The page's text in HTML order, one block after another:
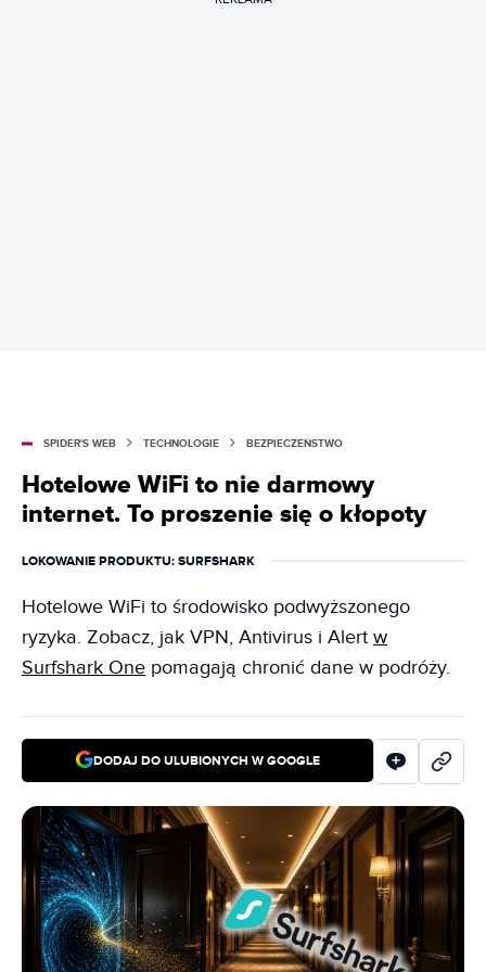
SPIDER'S WEB TECHNOLOGIE BEZPIECZEŃSTWO
Hotelowe WiFi to nie darmowy
internet. To proszenie się o kłopoty
LOKOWANIE PRODUKTU: SURFSHARK
Hotelowe WiFi to środowisko podwyższonego
ryzyka. Zobacz, jak VPN, Antivirus i Alert w
Surfshark One pomagają chronić dane w podróży.
DODAJ DO ULUBIONYCH W GOOGLE